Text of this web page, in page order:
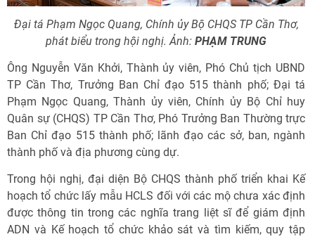
Đại tá Phạm Ngọc Quang, Chính ủy Bộ CHQS TP Cần Thơ,
phát biểu trong hội nghị. Ảnh: PHẠM TRUNG
Ông Nguyễn Văn Khởi, Thành ủy viên, Phó Chủ tịch UBND
TP Cần Thơ, Trưởng Ban Chỉ đạo 515 thành phố; Đại tá
Phạm Ngọc Quang, Thành ủy viên, Chính ủy Bộ Chỉ huy
Quân sự (CHQS) TP Cần Thơ, Phó Trưởng Ban Thường trực
Ban Chỉ đạo 515 thành phố; lãnh đạo các sở, ban, ngành
thành phố và địa phương cùng dự.
Trong hội nghị, đại diện Bộ CHQS thành phố triển khai Kế
hoạch tổ chức lấy mẫu HCLS đối với các mộ chưa xác định
được thông tin trong các nghĩa trang liệt sĩ để giám định
ADN và Kế hoạch tổ chức khảo sát và tìm kiếm, quy tập